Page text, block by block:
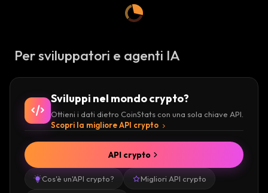
Per sviluppatori e agenti IA
Sviluppi nel mondo crypto?
Ottieni i dati dietro CoinStats con una sola chiave API.
Scopri la migliore API crypto
Cos'è un'API crypto? Migliori API crypto
API crypto